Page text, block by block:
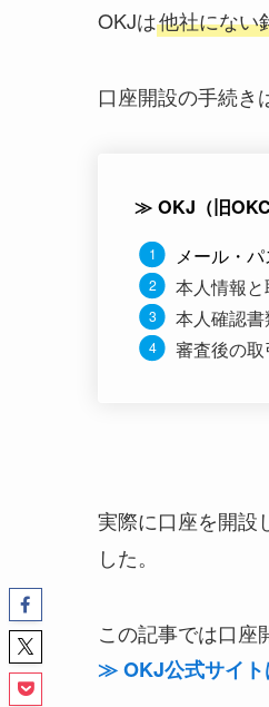
OKJは他社にない
口座開設の手続き
≫ OKJ（旧
メール・
本人情報
本人確認
審査後の
実際に口座を開設
した。
この記事では口座
≫ OKJ公式サイト